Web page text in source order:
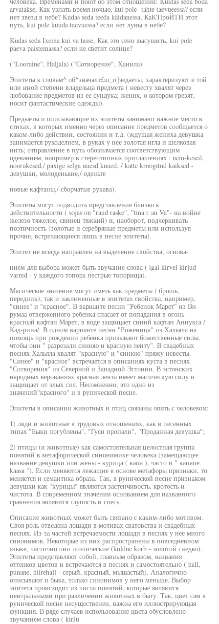
arvatakse, Как узнать время ночью, kui pole -tahte taevueessa? если
нет звезд в небе? Kudas seda teeda kâidanessa, КаК'ПроЙТИ этот
путь, kui pole kuuda taevuessa? если нет луны в небе?
Kudas seda Ixeina kui va tasse, Как это сено высушить, kui pole
paeva paistemassa? если не светит солнце?
("Looraine", Haljala) ("Сотворение", Ханила)
Эпитеты к словам^ об^значалт£ш_п]эедаеты, характеризуют в той
или иной степени владельца предмета ( невесту хвалят через
любование предметов из ее сундука; жених, о котором грезят,
носит фантастические одежды).
Предыеты и описывающие их эпитеты занимают важное место в
стихах, в которых именно через описание предметов сообщается о
каком-либо действии, состоянии и т.д. (ждущая жениха девушка
занимается рукоделием, в руках у нее золотая игла и шелковая
нить; отправление в путь обозначается соответствующим
одеванием, например в стереотипных приглашениях : neiu-kesed,
noorukesed,/ paxige selga uuesd kuued, / katte kroogitud kaiksed -
девушки, молоденькие,/ оденьте
новые кафтаны,/ сборчатые рукава).
Эпитеты могут подводить представление близко к
действительности ( sojas on "raud raske", "tina г an Va"- на войне
железо тяжелое, свинец тяжкий) и, наоборот, подчеркивать
поэтичность (золотые и серебряные предметы или используя
прочие, встречающиеся лишь в песне эпитеты).
Эпитет не всегда направлен на выделение свойства, основа-
нием для выбора может быть звучание слова ( igal kirvel kirjud
varred - у каждого топора пестрые топорища).
Магическое значение могут иметь как предметы ( брошь,
передник), так и заключенные в эпитетах свойства, например,
"синее" и "красное". В варианте песни "Ребенок Марет" из Ви-
румаа отверженного ребенка спасает от попадания в огонь
красный кафтан Марет; в воде защищает синий кафтан Аннукса /
Кад-рина/. В одном варианте песни "Роженица" из Хальяла на
помощь при рождении ребенка призывают божественные силы,
чтобы они " разрезали синюю и красную ленту". В свадебных
песнях Хальяла хвалят "красную" и "синюю" пряжу невесты.
"Синее" и "красное" встречается в описаниях куста в песнях
"Сотворения" из Северной и Западной Эстонии. В эстонских
народных верованиях красная лента имеет магическую силу и
защищает от злых сил. Несомненно, это одно из
значений"красного" и в рунической песне.
Эпитеты в описании животных и птиц связаны опять с человеком:
1) лвди и животные в трудовых отношениях, как в песенных
типах "Быки погублены", "Гуси пропали", "Проданная девушка";
2) птицы (и животные) как самостоятельная целостная группа
понятий в метафорической синонимике человека (замещающее
название девушки или жены - курица ( капа ), часто и " капапе
kaasa "). Если меняются лежащие в основе метафоры признаки, то
меняется и семантика образа. Так, в рунической песне признаком
девушки как "курицы" являются застенчивость, кротость и
чистота. В современном значении основанием для названного
сравнения являются глупость и спесь.
Описание животных может быть связано с каким-либо мотивом.
Своя роль отведена лошади в мотивах сватовства и свадебных
песнях. Из-за частой встречаемости лошади в песнях у нее много
синонимов. Некоторые из них распространены в повседневном
языке, частично они поэтические (kuldne korb - золотой гнедко).
Эпитеты представляют собой, главным образом, названия
оттенков цветов и встречаются в песнях и самостоятельно ( hall,
punane, hiirehall - серый, красный, мышастый). Аналогично
описывают и быка, только синонимов у него меньше. Выбор
эпитета происходит из числа понятий, которые являются
центральными при различении животных в быту. Так, цвет сам в
рунической песне несущественен, важна его иллюстрирующая
функция. В ряде случаев использование цвета обусловлено
звучанием слова ( kirJu